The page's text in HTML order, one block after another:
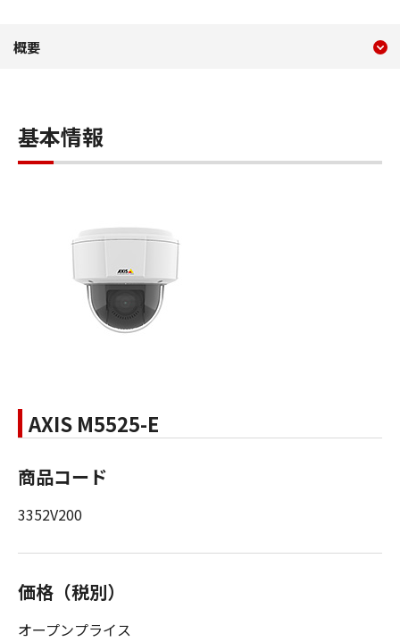
概要 AXIS M5525-E ローコ
概要
基本情報
AXIS M5525-E
商品コード
3352V200
価格（税別）
オープンプライス